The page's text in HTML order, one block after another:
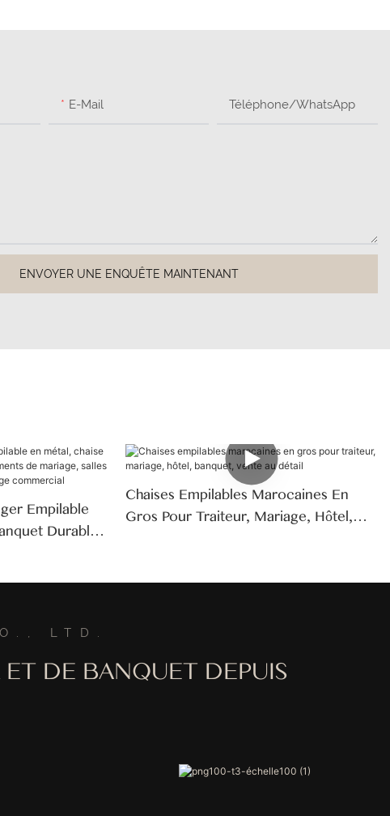
E-Mail Téléphone/WhatsApp
ENVOYER UNE ENQUÊTE MAINTENANT
Empilable
Durable
Chaises Empilables Marocaines En
Gros Pour Traiteur, Mariage, Hôtel,
LTD.
DE BANQUET DEPUIS